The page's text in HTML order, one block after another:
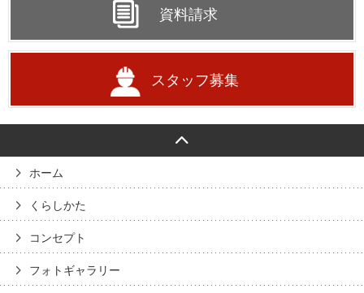
資料請求
スタッフ募集
ホーム
くらしかた
コンセプト
フォトギャラリー